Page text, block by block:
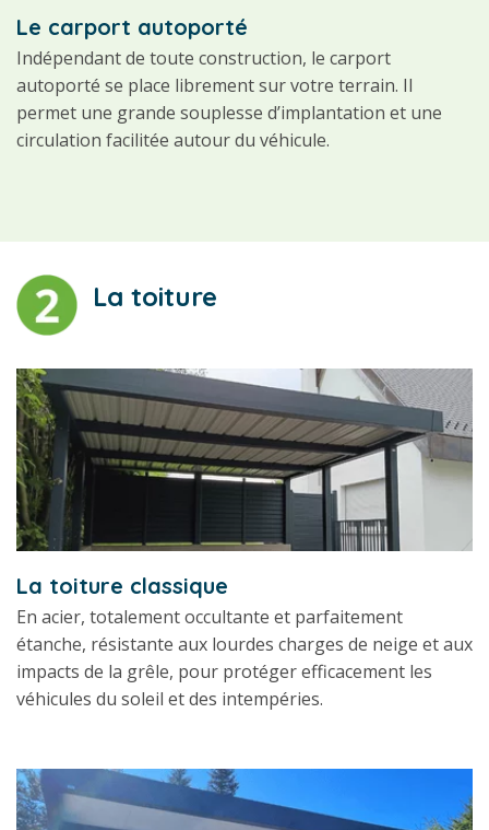
Le carport autoporté
Indépendant de toute construction, le carport
autoporté se place librement sur votre terrain. Il
permet une grande souplesse d’implantation et une
circulation facilitée autour du véhicule.
La toiture
La toiture classique
En acier, totalement occultante et parfaitement
étanche, résistante aux lourdes charges de neige et aux
impacts de la grêle, pour protéger efficacement les
véhicules du soleil et des intempéries.